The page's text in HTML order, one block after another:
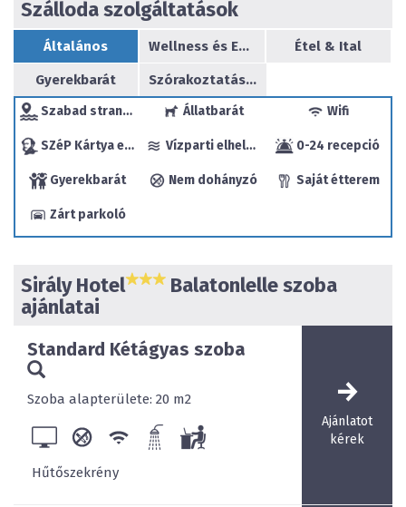
Étterem és drinkbár (a közelben számos étterem és
Közvetlen Balaton-parti elhelyezkedés
 22 db kétágyas illetve pótágyazható szoba
Szálloda szolgáltatások
Általános Wellness és Egészség Étel & Ital
Gyerekbarát Szórakoztatás/sport
Szabad strand a közelben Állatbarát Wifi
SZéP Kártya elfogadóhely Vízparti elhelyezkedés 0-24 recepció
Gyerekbarát Nem dohányzó Saját étterem
Zárt parkoló
Sirály Hotel
Balatonlelle szoba
ajánlatai
Standard Kétágyas szoba
Szoba alapterülete: 20 m2
Hűtőszekrény
Ajánlatot
kérek